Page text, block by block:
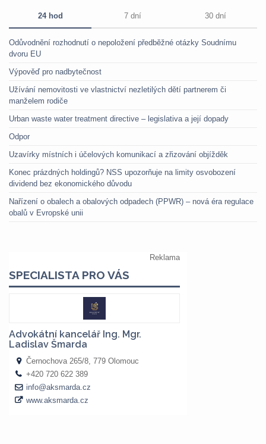
24 hod 7 dní 30 dní
Odůvodnění rozhodnutí o nepoložení předběžné otázky Soudnímu
dvoru EU
Výpověď pro nadbytečnost
Užívání nemovitosti ve vlastnictví nezletilých dětí partnerem či
manželem rodiče
Urban waste water treatment directive – legislativa a její dopady
Odpor
Uzavírky místních i účelových komunikací a zřizování objížděk
Konec prázdných holdingů? NSS upozorňuje na limity osvobození
dividend bez ekonomického důvodu
Nařízení o obalech a obalových odpadech (PPWR) – nová éra regulace
obalů v Evropské unii